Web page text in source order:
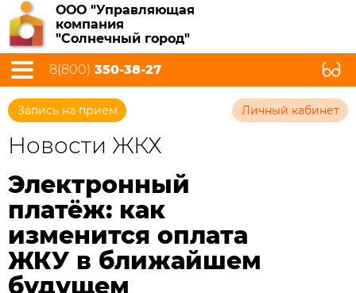
ООО "Управляющая
компания
"Солнечный город"
8(800) 350-38-27
Запись на прием Личный кабинет
Новости ЖКХ
Электронный
платёж: как
изменится оплата
ЖКУ в ближайшем
будущем